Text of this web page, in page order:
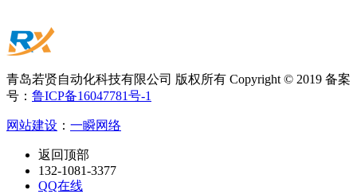
青岛若贤自动化科技有限公司 版权所有 Copyright © 2019 备案
号： 鲁ICP备16047781号-1
网站建设 ： 一瞬网络
返回顶部
132-1081-3377
QQ在线